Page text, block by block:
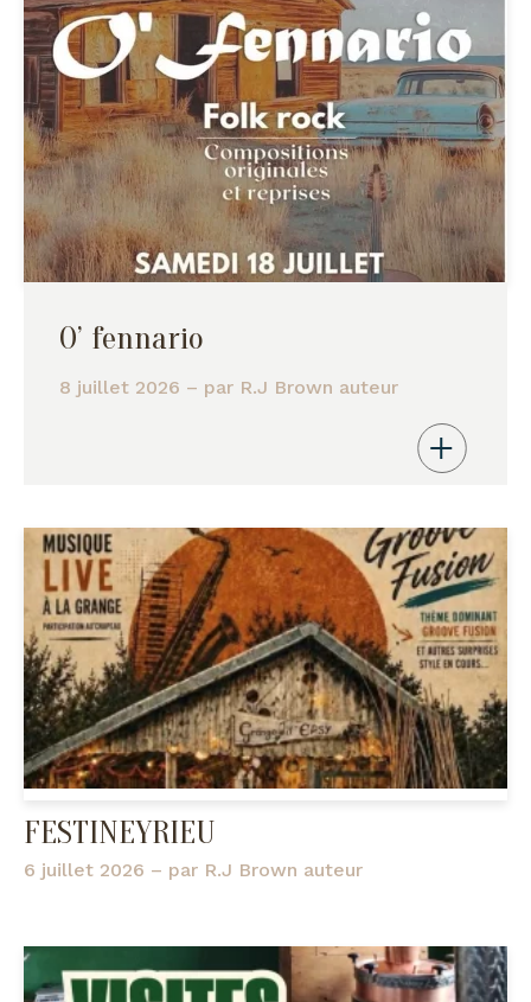
O’ fennario
8 juillet 2026 – par R.J Brown auteur
FESTINEYRIEU
6 juillet 2026 – par R.J Brown auteur